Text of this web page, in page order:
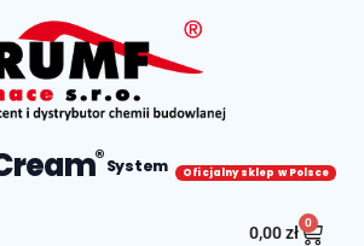
®System Oficjalny sklep w Polsce
0,00zł
0